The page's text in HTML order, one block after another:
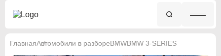
ГлавнаяАвтомобили в разбореBMWBMW 3-SERIES